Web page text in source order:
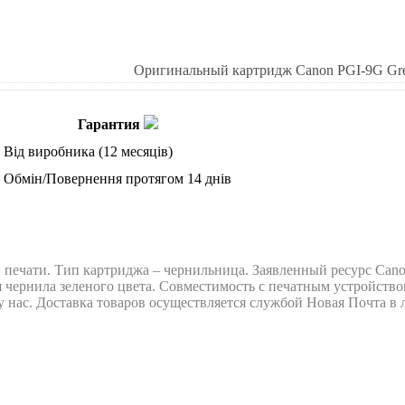
Оригинальный картридж Canon PGI-9G
Гарантия
Від виробника (12 месяців)
Обмін/Повернення протягом 14 днів
Тип картриджа – чернильница. Заявленный ресурс
зеленого цвета. Совместимость с печатным
Доставка товаров осуществляется службой Новая Почта